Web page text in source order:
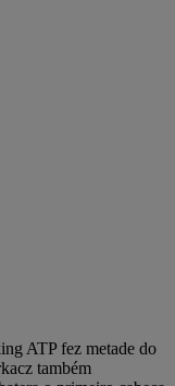
ATP fez metade do
também